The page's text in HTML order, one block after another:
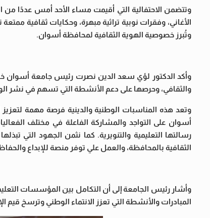
وتتضمن الاحتفالية التي أقيمت مساء الأحد أمس عددًا من
الأغاني، وفقرات نوبية تراثية مبهرة، وحكايات ثقافية
وتُبرز خصوصية الهوية الثقافية لمحافظة أسوان.
وأكد الدكتور لؤي سعد الدين نصرت رئيس جامعة أسوان
والثقافي، وحرصها على دعم الأنشطة التي تسهم في نشر
وتعد هذه المناسبات الوطنية والدينية فرصة مهمة
أسوان على التواجد والمشاركة الفاعلة في مختلف
رسالتها التعليمية والتنويرية. كما نثمن الجهود التي
الثقافية بالمحافظة، والعمل علي توفر منصة للإبداع
وأشار رئيس الجامعة إلى أن التكامل بين المؤسسات
المبادرات والأنشطة التي تعزز الانتماء الوطني وترسخ قيم